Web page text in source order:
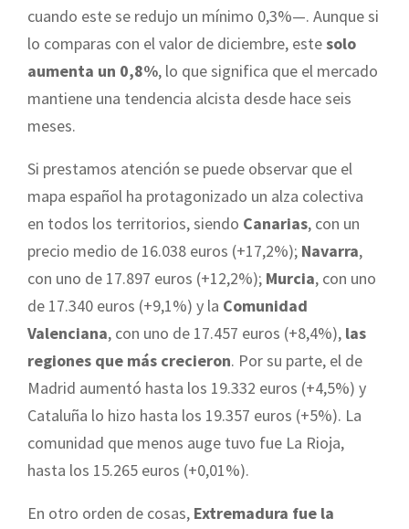
cuando este se redujo un mínimo 0,3%—. Aunque si
lo comparas con el valor de diciembre, estesolo
aumenta un 0,8%, lo que significa que el mercado
mantiene una tendencia alcista desde hace seis
meses.
Si prestamos atención se puede observar que el
mapa español ha protagonizado un alza colectiva
en todos los territorios, siendo Canarias, con un
precio medio de 16.038 euros (+17,2%); Navarra,
con uno de 17.897 euros (+12,2%); Murcia, con uno
de 17.340 euros (+9,1%) y la Comunidad
Valenciana, con uno de 17.457 euros (+8,4%), las
regiones que más crecieron. Por su parte, el de
Madrid aumentó hasta los 19.332 euros (+4,5%) y
Cataluña lo hizo hasta los 19.357 euros (+5%). La
comunidad que menos auge tuvo fue La Rioja,
hasta los 15.265 euros (+0,01%).
En otro orden de cosas, Extremadura fue la